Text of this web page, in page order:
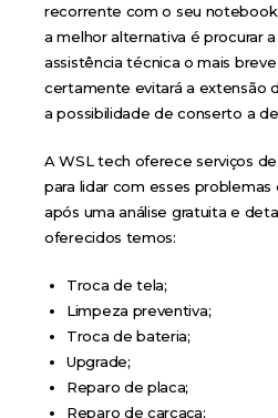
recorrente com o seu notebook
a melhor alternativa é procurar
assistência técnica o mais breve
certamente evitará a extensão
a possibilidade de conserto a
A WSL tech oferece serviços
para lidar com esses problemas
após uma análise gratuita e
oferecidos temos:
Troca de tela;
Limpeza preventiva;
Troca de bateria;
Upgrade;
Reparo de placa;
Reparo de carcaça;